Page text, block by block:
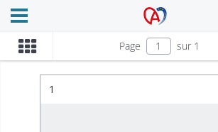
Archives Alsace - Colmar
Ouvrir le menu déroulant
Page sur 1
Résultat n°
1